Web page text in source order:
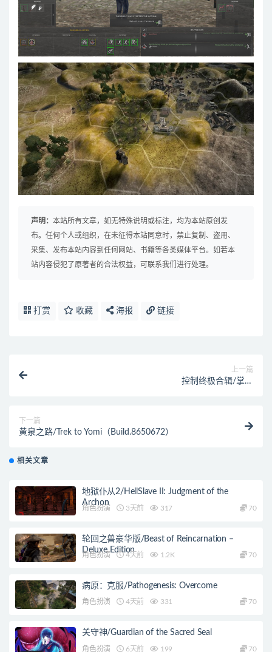
声明： 本站所有文章，如无特殊说明或标注，均为本站原创发
布。任何个人或组织，在未征得本站同意时，禁止复制、盗用、
采集、发布本站内容到任何网站、书籍等各类媒体平台。如若本
站内容侵犯了原著者的合法权益，可联系我们进行处理。
打赏 收藏 海报 链接
上一篇
控制终极合辑/掌控
下一篇
黄泉之路/Trek to Yomi（Build.8650672）
相关文章
地狱仆从2/HellSlave II: Judgment of the
Archon
角色扮演 3天前 317 70
轮回之兽豪华版/Beast of Reincarnation –
Deluxe Edition
角色扮演 4天前 1.2K 70
病原：克服/Pathogenesis: Overcome
角色扮演 4天前 331 70
关守神/Guardian of the Sacred Seal
角色扮演 6天前 199 70